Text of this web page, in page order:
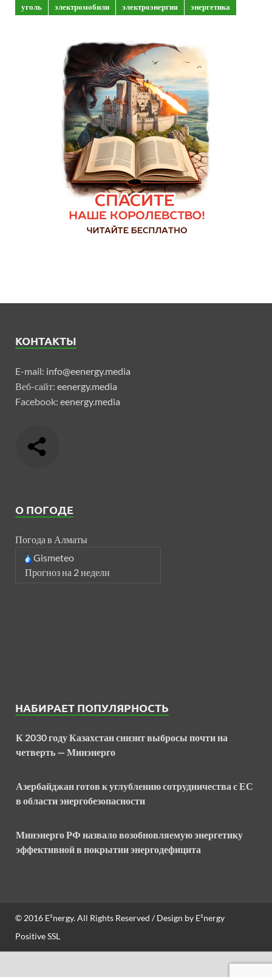
уголь
электромобили электроэнергия энергетика
КОНТАКТЫ
E-mail: info@eenergy.media
Веб-сайт: eenergy.media
Facebook: eenergy.media
О ПОГОДЕ
Погода в Алматы
Gismeteo
Прогноз на 2 недели
НАБИРАЕТ ПОПУЛЯРНОСТЬ
К 2030 году Казахстан снизит выбросы почти на
четверть — Минэнерго
Азербайджан готов к углублению сотрудничества с ЕС
в области энергобезопасности
Минэнерго РФ назвало возобновляемую энергетику
эффективной в покрытии энергодефицита
© 2016 E²nergy. All Rights Reserved / Design by E²nergy
Positive SSL